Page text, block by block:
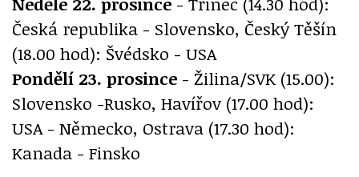
Česká republika - Slovensko, Český Těšín
(18.00 hod): Švédsko - USA
Pondělí 23. prosince - Žilina/SVK (15.00):
Slovensko -Rusko, Havířov (17.00 hod):
USA - Německo, Ostrava (17.30 hod):
Kanada - Finsko